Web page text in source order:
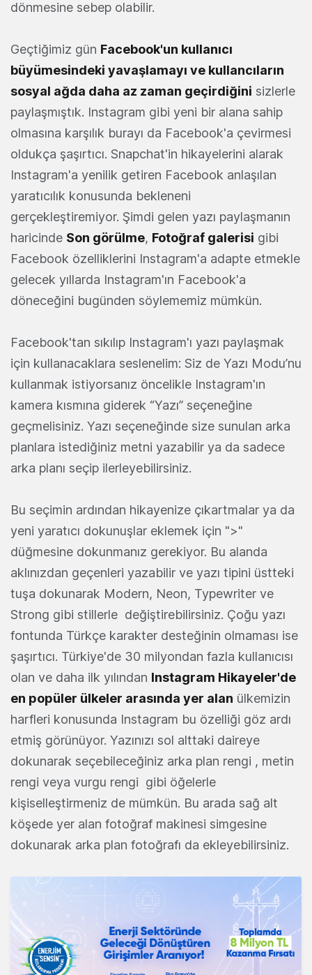
dönmesine sebep olabilir.
Geçtiğimiz gün Facebook'un kullanıcı
büyümesindeki yavaşlamayı ve kullancıların
sosyal ağda daha az zaman geçirdiğini sizlerle
paylaşmıştık. Instagram gibi yeni bir alana sahip
olmasına karşılık burayı da Facebook'a çevirmesi
oldukça şaşırtıcı. Snapchat'in hikayelerini alarak
Instagram'a yenilik getiren Facebook anlaşılan
yaratıcılık konusunda bekleneni
gerçekleştiremiyor. Şimdi gelen yazı paylaşmanın
haricinde Son görülme, Fotoğraf galerisi gibi
Facebook özelliklerini Instagram'a adapte etmekle
gelecek yıllarda Instagram'ın Facebook'a
döneceğini bugünden söylememiz mümkün.
Facebook'tan sıkılıp Instagram'ı yazı paylaşmak
için kullanacaklara seslenelim: Siz de Yazı Modu’nu
kullanmak istiyorsanız öncelikle Instagram'ın
kamera kısmına giderek “Yazı” seçeneğine
geçmelisiniz. Yazı seçeneğinde size sunulan arka
planlara istediğiniz metni yazabilir ya da sadece
arka planı seçip ilerleyebilirsiniz.
Bu seçimin ardından hikayenize çıkartmalar ya da
yeni yaratıcı dokunuşlar eklemek için ">"
düğmesine dokunmanız gerekiyor. Bu alanda
aklınızdan geçenleri yazabilir ve yazı tipini üstteki
tuşa dokunarak Modern, Neon, Typewriter ve
Strong gibi stillerle değiştirebilirsiniz. Çoğu yazı
fontunda Türkçe karakter desteğinin olmaması ise
şaşırtıcı. Türkiye'de 30 milyondan fazla kullanıcısı
olan ve daha ilk yılından Instagram Hikayeler'de
en popüler ülkeler arasında yer alan ülkemizin
harfleri konusunda Instagram bu özelliği göz ardı
etmiş görünüyor. Yazınızı sol alttaki daireye
dokunarak seçebileceğiniz arka plan rengi , metin
rengi veya vurgu rengi gibi öğelerle
kişiselleştirmeniz de mümkün. Bu arada sağ alt
köşede yer alan fotoğraf makinesi simgesine
dokunarak arka plan fotoğrafı da ekleyebilirsiniz.